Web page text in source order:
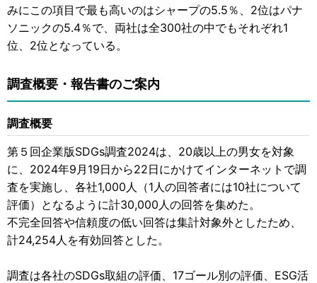
みにこの項目で最も高いのはシャープの5.5％、2位はパナ
ソニックの5.4％で、両社は全300社の中でもそれぞれ1
位、2位となっている。
調査概要・報告書のご案内
調査概要
第５回企業版SDGs調査2024は、20歳以上の男女を対象
に、2024年9月19日から22日にかけてインターネットで調
査を実施し、各社1,000人（1人の回答者には10社について
評価）となるように計30,000人の回答を集めた。
不完全回答や信頼度の低い回答は集計対象外としたため、
計24,254人を有効回答とした。
調査は各社のSDGs取組の評価、17ゴール別の評価、ESG活